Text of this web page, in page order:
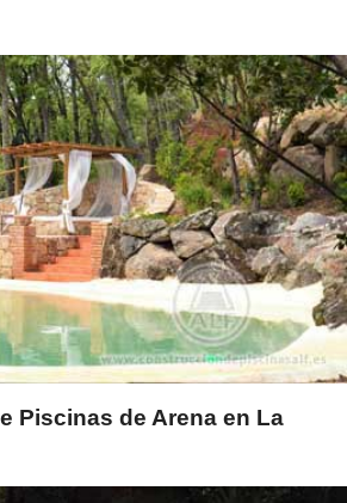
Piscinas de Arena en La